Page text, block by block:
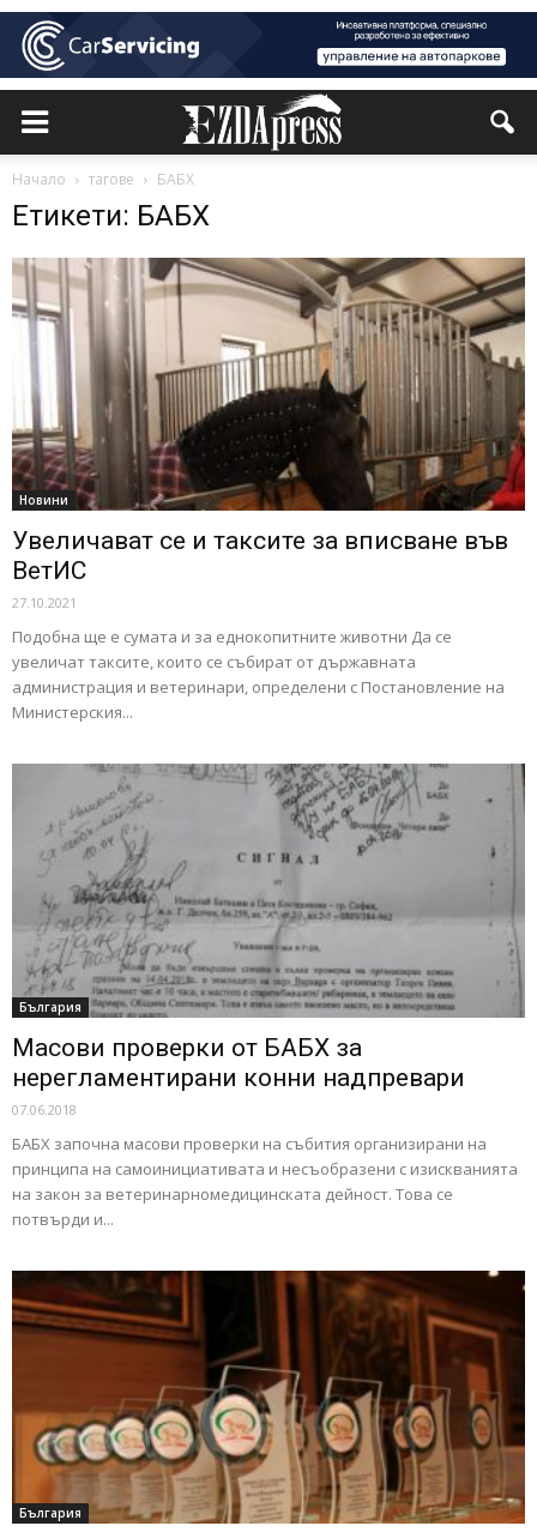
Начало тагове БАБХ
Етикети: БАБХ
Новини
Увеличават се и таксите за вписване във
ВетИС
27.10.2021
Подобна ще е сумата и за еднокопитните животни Да се
увеличат таксите, които се събират от държавната
администрация и ветеринари, определени с Постановление на
Министерския...
България
Масови проверки от БАБХ за
нерегламентирани конни надпревари
07.06.2018
БАБХ започна масови проверки на събития организирани на
принципа на самоинициативата и несъобразени с изискванията
на закон за ветеринарномедицинската дейност. Това се
потвърди и...
България